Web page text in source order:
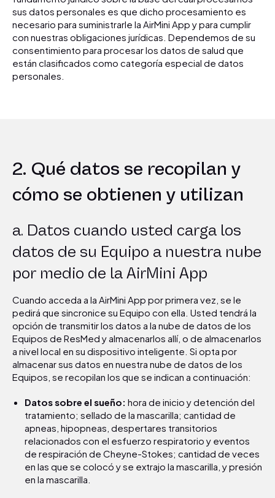
sus datos personales es que dicho procesamiento es
necesario para suministrarle la AirMini App y para cumplir
con nuestras obligaciones jurídicas. Dependemos de su
consentimiento para procesar los datos de salud que
están clasificados como categoría especial de datos
personales.
2. Qué datos se recopilan y
cómo se obtienen y utilizan
a. Datos cuando usted carga los
datos de su Equipo a nuestra nube
por medio de la AirMini App
Cuando acceda a la AirMini App por primera vez, se le
pedirá que sincronice su Equipo con ella. Usted tendrá la
opción de transmitir los datos a la nube de datos de los
Equipos de ResMed y almacenarlos allí, o de almacenarlos
a nivel local en su dispositivo inteligente. Si opta por
almacenar sus datos en nuestra nube de datos de los
Equipos, se recopilan los que se indican a continuación:
Datos sobre el sueño: hora de inicio y detención del
tratamiento; sellado de la mascarilla; cantidad de
apneas, hipopneas, despertares transitorios
relacionados con el esfuerzo respiratorio y eventos
de respiración de Cheyne-Stokes; cantidad de veces
en las que se colocó y se extrajo la mascarilla, y presión
en la mascarilla.